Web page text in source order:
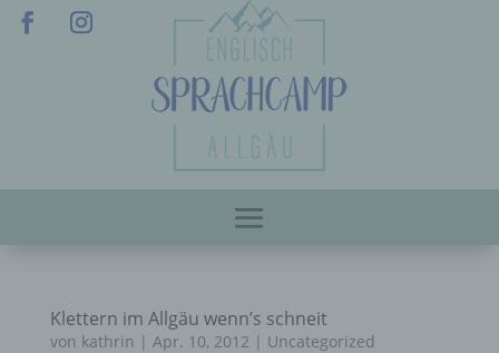
Klettern im Allgäu wenn’s schneit
von kathrin | Apr. 10, 2012 | Uncategorized